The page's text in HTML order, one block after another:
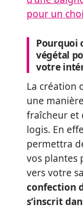
pour un
Pourquoi
végétal
votre
La création
une
fraîcheur et
logis. En
permettra
vos plantes
vers votre
confection
s’inscrit